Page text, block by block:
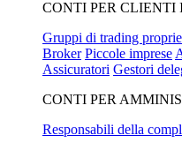
CONTI PER
Gruppi di trading
Broker Piccole imprese
Assicuratori Gestori
CONTI PER
Responsabili della